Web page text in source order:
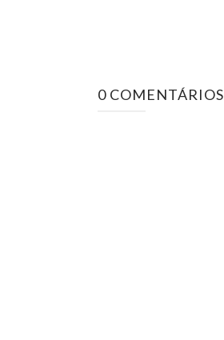
0 COMENTÁRIOS